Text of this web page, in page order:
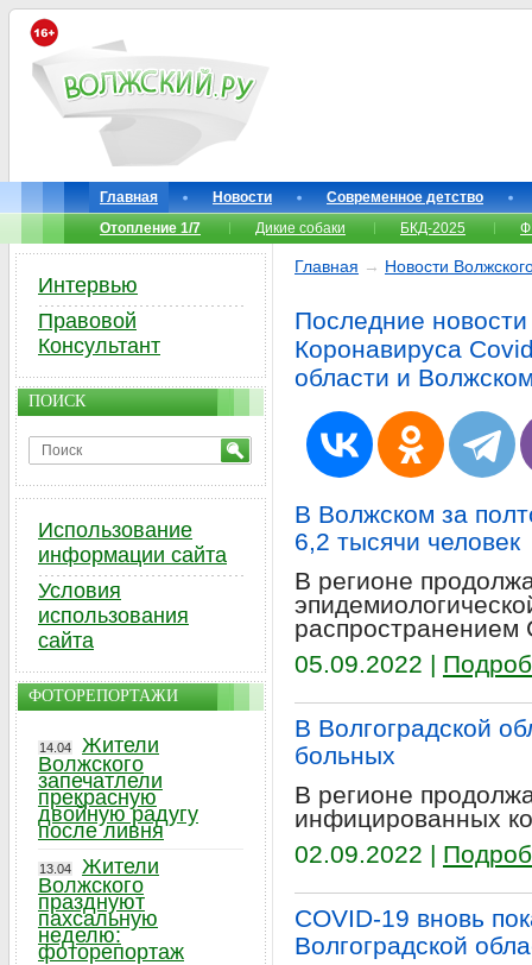
Главная Новости
Современное детство
Отопление 1/7
Дикие собаки БКД-2025
Главная → Новости
Последние
Коронавируса
области и
В Волжском за
6,2 тысячи человек
В регионе
распространением
05.09.2022 |
В Волгоградской
больных
В регионе
инфицированных
02.09.2022 |
COVID-19 вновь
Волгоградской
Интервью
Правовой
Консультант
ПОИСК
Использование
информации сайта
Условия
использования
сайта
ФОТОРЕПОРТАЖИ
14.04
Жители
Волжского
запечатлели
прекрасную
двойную радугу
после ливня
13.04
Жители
Волжского
празднуют
пахсальную
неделю:
фоторепортаж